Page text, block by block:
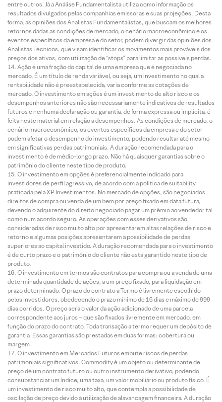
entre outros. Já a Análise Fundamentalista utiliza como informação os
resultados divulgados pelas companhias emissoras e suas projeções. Desta
forma, as opiniões dos Analistas Fundamentalistas, que buscam os melhores
retornos dadas as condições de mercado, o cenário macroeconômico e os
eventos específicos da empresa e do setor, podem divergir das opiniões dos
Analistas Técnicos, que visam identificar os movimentos mais prováveis dos
preços dos ativos, com utilização de “stops” para limitar as possíveis perdas.
Ação é uma fração do capital de uma empresa que é negociada no
mercado. É um título de renda variável, ou seja, um investimento no qual a
rentabilidade não é preestabelecida, varia conforme as cotações de
mercado. O investimento em ações é um investimento de alto risco e os
desempenhos anteriores não são necessariamente indicativos de resultados
futuros e nenhuma declaração ou garantia, de forma expressa ou implícita, é
feita neste material em relação a desempenhos. As condições de mercado, o
cenário macroeconômico, os eventos específicos da empresa e do setor
podem afetar o desempenho do investimento, podendo resultar até mesmo
em significativas perdas patrimoniais. A duração recomendada para o
investimento é de médio-longo prazo. Não há quaisquer garantias sobre o
patrimônio do cliente neste tipo de produto.
O investimento em opções é preferencialmente indicado para
investidores de perfil agressivo, de acordo com a política de suitability
praticada pela XP Investimentos. No mercado de opções, são negociados
direitos de compra ou venda de um bem por preço fixado em data futura,
devendo o adquirente do direito negociado pagar um prêmio ao vendedor tal
como num acordo seguro. As operações com esses derivativos são
consideradas de risco muito alto por apresentarem altas relações de risco e
retorno e algumas posições apresentarem a possibilidade de perdas
superiores ao capital investido. A duração recomendada para o investimento
é de curto prazo e o patrimônio do cliente não está garantido neste tipo de
produto.
O investimento em termos são contratos para compra ou a venda de uma
determinada quantidade de ações, a um preço fixado, para liquidação em
prazo determinado. O prazo do contrato a Termo é livremente escolhido
pelos investidores, obedecendo o prazo mínimo de 16 dias e máximo de 999
dias corridos. O preço será o valor da ação adicionado de uma parcela
correspondente aos juros – que são fixados livremente em mercado, em
função do prazo do contrato. Toda transação a termo requer um depósito de
garantia. Essas garantias são prestadas em duas formas: cobertura ou
margem.
O investimento em Mercados Futuros embute riscos de perdas
patrimoniais significativos. Commodity é um objeto ou determinante de
preço de um contrato futuro ou outro instrumento derivativo, podendo
consubstanciar um índice, uma taxa, um valor mobiliário ou produto físico. É
um investimento de risco muito alto, que contempla a possibilidade de
oscilação de preço devido à utilização de alavancagem financeira. A duração